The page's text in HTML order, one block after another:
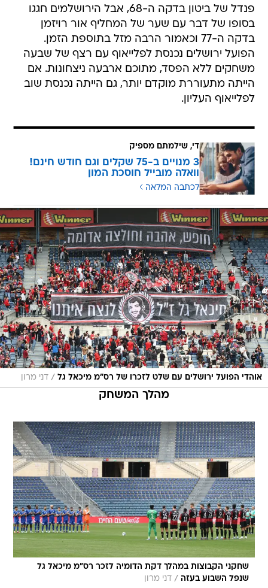
פנדל של ביטון בדקה ה-68, אבל הירושלמים חגגו
בסופו של דבר עם שער של המחליף אור רויזמן
בדקה ה-77 וכאמור הרבה מזל בתוספת הזמן.
הפועל ירושלים נכנסת לפלייאוף עם רצף של שבעה
משחקים ללא הפסד, מתוכם ארבעה ניצחונות. אם
הייתה מתעוררת מוקדם יותר, גם הייתה נכנסת שוב
לפלייאוף העליון.
די, שילמתם מספיק
3 מנויים ב-75 שקלים וגם חודש חינם!
וואלה מובייל חוסכת המון
לכתבה המלאה
אוהדי הפועל ירושלים עם שלט לזכרו של רס"מ מיכאל גל / דני מרון
מהלך המשחק
שחקני הקבוצות במהלך דקת הדומיה לזכר רס"מ מיכאל גל
שנפל השבוע בעזה / דני מרון